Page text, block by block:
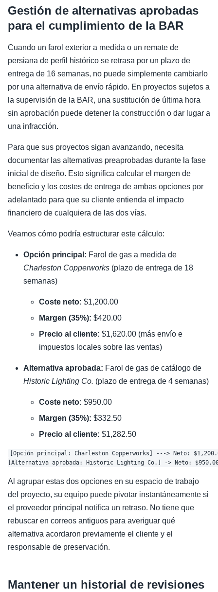
Gestión de alternativas aprobadas
para el cumplimiento de la BAR
Cuando un farol exterior a medida o un remate de
persiana de perfil histórico se retrasa por un plazo de
entrega de 16 semanas, no puede simplemente cambiarlo
por una alternativa de envío rápido. En proyectos sujetos a
la supervisión de la BAR, una sustitución de última hora
sin aprobación puede detener la construcción o dar lugar a
una infracción.
Para que sus proyectos sigan avanzando, necesita
documentar las alternativas preaprobadas durante la fase
inicial de diseño. Esto significa calcular el margen de
beneficio y los costes de entrega de ambas opciones por
adelantado para que su cliente entienda el impacto
financiero de cualquiera de las dos vías.
Veamos cómo podría estructurar este cálculo:
Opción principal: Farol de gas a medida de
Charleston Copperworks (plazo de entrega de 18
semanas)
Coste neto: $1,200.00
Margen (35%): $420.00
Precio al cliente: $1,620.00 (más envío e
impuestos locales sobre las ventas)
Alternativa aprobada: Farol de gas de catálogo de
Historic Lighting Co. (plazo de entrega de 4 semanas)
Coste neto: $950.00
Margen (35%): $332.50
Precio al cliente: $1,282.50
[Opción principal: Charleston Copperworks] ---> Neto:
Al agrupar estas dos opciones en su espacio de trabajo
del proyecto, su equipo puede pivotar instantáneamente si
el proveedor principal notifica un retraso. No tiene que
rebuscar en correos antiguos para averiguar qué
alternativa acordaron previamente el cliente y el
responsable de preservación.
Mantener un historial de revisiones